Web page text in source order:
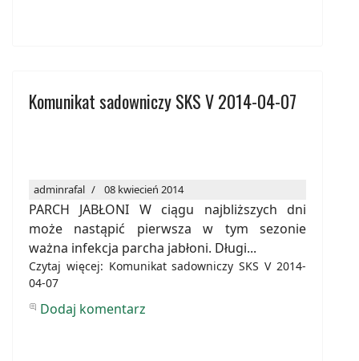
Komunikat sadowniczy SKS V 2014-04-07
adminrafal 08 kwiecień 2014
PARCH JABŁONI W ciągu najbliższych dni
może nastąpić pierwsza w tym sezonie
ważna infekcja parcha jabłoni. Długi...
Czytaj więcej: Komunikat sadowniczy SKS V 2014-
04-07
Dodaj komentarz